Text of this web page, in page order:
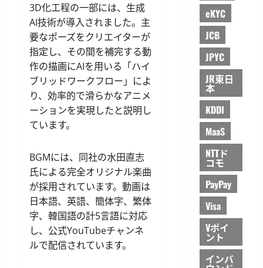
3D化工程の一部には、生成
AI技術が導入されました。主
要なポーズをクリエイターが
指定し、その間を補完する動
作の描画にAIを用いる「ハイ
ブリッドワークフロー」によ
り、効率的で滑らかなアニメ
ーションを実現したと説明し
ています。
BGMには、同社の水田直志
氏による完全オリジナル楽曲
が採用されています。動画は
日本語、英語、簡体字、繁体
字、韓国語の計5言語に対応
し、公式YouTubeチャンネ
ルで配信されています。
eKYC
JCB
JPYC
JR東日
本
KDDI
MaaS
NTTド
コモ
PayPay
Visa
Vポイ
ント
インバ